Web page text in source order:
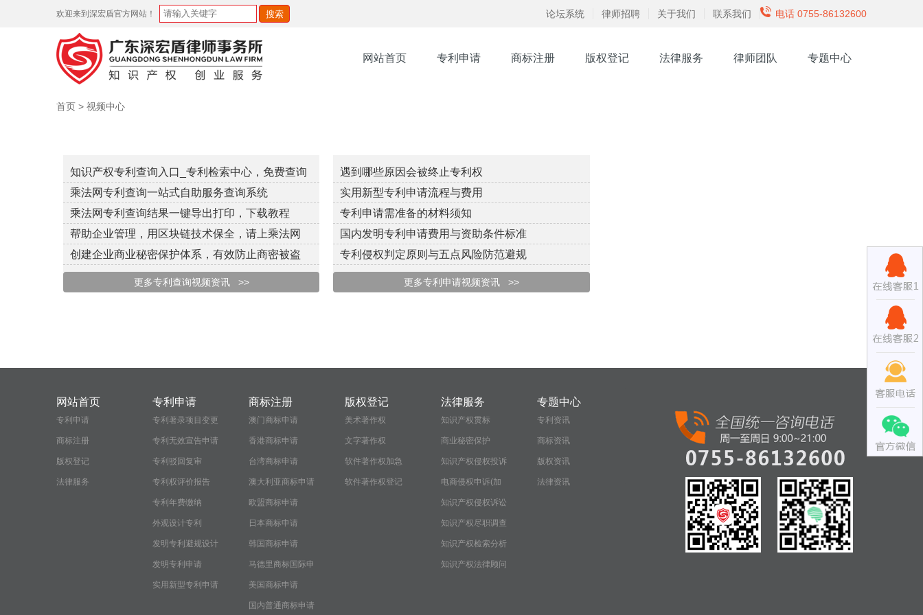
欢迎来到深宏盾官方网站！ 论坛系统 律师招聘 关于我们 联系我们 电话 0755-86132600
网站首页 专利申请 商标注册 版权登记 法律服务 律师团队 专题中心
首页 > 视频中心
知识产权专利查询入口_专利检索中心，免费查询
乘法网专利查询一站式自助服务查询系统
乘法网专利查询结果一键导出打印，下载教程
帮助企业管理，用区块链技术保全，请上乘法网
创建企业商业秘密保护体系，有效防止商密被盗
更多专利查询视频资讯 >>
遇到哪些原因会被终止专利权
实用新型专利申请流程与费用
专利申请需准备的材料须知
国内发明专利申请费用与资助条件标准
专利侵权判定原则与五点风险防范避规
更多专利申请视频资讯 >>
网站首页
专利申请
商标注册
版权登记
法律服务
专利申请
专利著录项目变更
专利无效宣告申请
专利驳回复审
专利权评价报告
专利年费缴纳
外观设计专利
发明专利避规设计
发明专利申请
实用新型专利申请
商标注册
澳门商标申请
香港商标申请
台湾商标申请
澳大利亚商标申请
欧盟商标申请
日本商标申请
韩国商标申请
马德里商标国际申
请
美国商标申请
国内普通商标申请
版权登记
美术著作权
文字著作权
软件著作权加急
软件著作权登记
法律服务
知识产权贯标
商业秘密保护
知识产权侵权投诉
电商侵权申诉(加
急）
知识产权侵权诉讼
知识产权尽职调查
报告
知识产权检索分析
报告
知识产权法律顾问
专题中心
专利资讯
商标资讯
版权资讯
法律资讯